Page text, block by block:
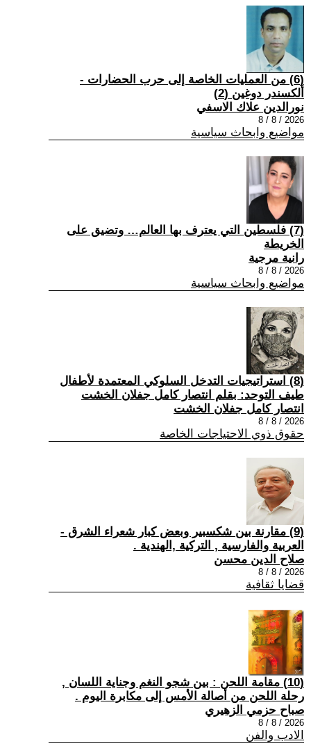
(6) من العمليات الخاصة إلى حرب الحضارات -
ألكسندر دوغين (2)
نورالدين علاك الاسفي
2026 / 8 / 8
مواضيع وابحاث سياسية
(7) فلسطين التي يعترف بها العالم… وتضيق على
الخريطة
رانية مرجية
2026 / 8 / 8
مواضيع وابحاث سياسية
(8) استراتيجيات التدخل السلوكي المعتمدة لأطفال
طيف التوحد: بقلم انتصار كامل جفلان الخشت
انتصار كامل جفلان الخشت
2026 / 8 / 8
حقوق ذوي الاحتياجات الخاصة
(9) مقارنة بين شكسبير وبعض كبار شعراء الشرق -
العربية والفارسية , التركية ,الهندية .
صلاح الدين محسن
2026 / 8 / 8
قضايا ثقافية
(10) مقامة اللحن : بين شجو النغم وجناية اللسان ,
رحلة اللحن من أصالة الأمس إلى مكابرة اليوم .
صباح حزمي الزهيري
2026 / 8 / 8
الادب والفن